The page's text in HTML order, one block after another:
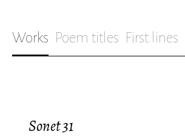
Works Poem titles First lines
Sonet 31